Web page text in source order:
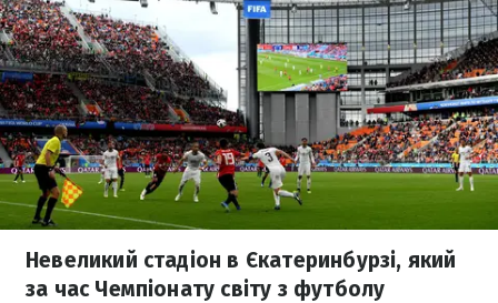
Невеликий стадіон в Єкатеринбурзі, який
за час Чемпіонату світу з футболу